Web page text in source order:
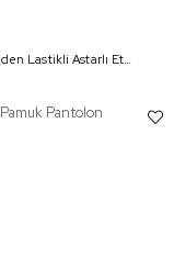
Beyaz-Belden Lastikli Astarlı Etek
Pamuk Pantolon